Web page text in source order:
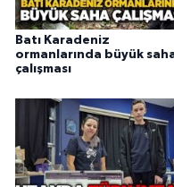
Batı Karadeniz
ormanlarında büyük
çalışması